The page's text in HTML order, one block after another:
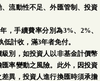
流動性不足、外匯管制、投資
，手續費率分別為3%、2%、
計收，滿3年者免付。
別，如投資人以非基金計價幣
率變動之風險。此外，因投資
異，投資人進行換匯時須承擔